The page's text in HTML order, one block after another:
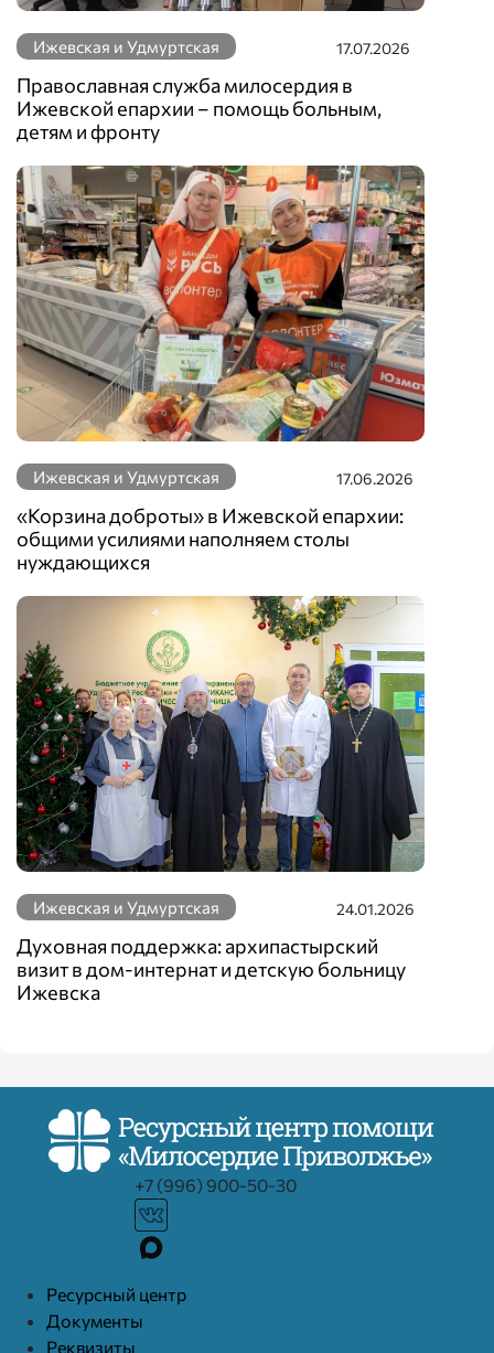
Ижевская и Удмуртская 17.07.2026
Православная служба милосердия в
Ижевской епархии – помощь больным,
детям и фронту
Ижевская и Удмуртская 17.06.2026
«Корзина доброты» в Ижевской епархии:
общими усилиями наполняем столы
нуждающихся
Ижевская и Удмуртская 24.01.2026
Духовная поддержка: архипастырский
визит в дом-интернат и детскую больницу
Ижевска
+7 (996) 900-50-30
Ресурcный центр
Документы
Реквизиты